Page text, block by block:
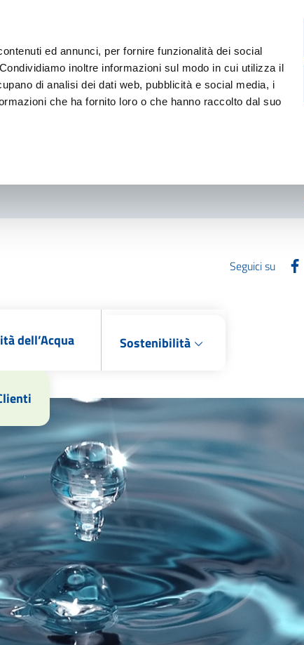
ed annunci, per fornire funzionalità dei social
inoltre informazioni sul modo in cui utilizza il
di analisi dei dati web, pubblicità e social media, i
che ha fornito loro o che hanno raccolto dal suo
Seguici su
dell’Acqua Sostenibilità